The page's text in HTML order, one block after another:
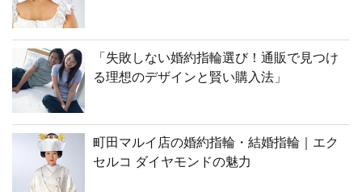
「失敗しない婚約指輪選び！通販で見つけ
る理想のデザインと賢い購入法」
町田マルイ店の婚約指輪・結婚指輪｜エク
セルコ ダイヤモンドの魅力